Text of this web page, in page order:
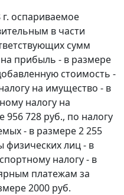
оспариваемое
в части
сумм
прибыль - в размере
стоимость -
на имущество - в
налогу на
728 руб., по налогу
- в размере 2 255
физических лиц - в
налогу - в
платежам за
2000 руб.